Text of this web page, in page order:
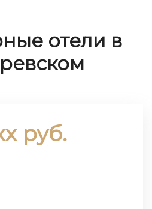
отели в
руб.